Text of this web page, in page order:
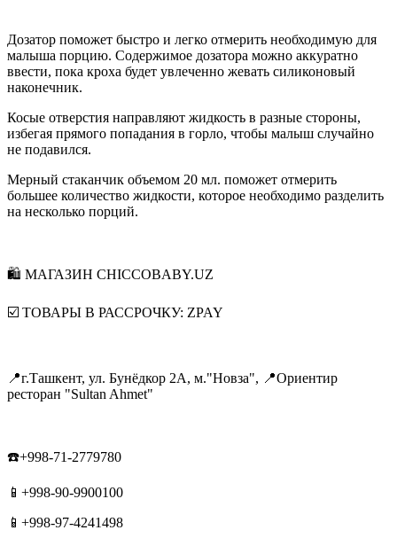
Дозатор поможет быстро и легко отмерить необходимую для
малыша порцию. Содержимое дозатора можно аккуратно
ввести, пока кроха будет увлеченно жевать силиконовый
наконечник.
Косые отверстия направляют жидкость в разные стороны,
избегая прямого попадания в горло, чтобы малыш случайно
не подавился.
Мерный стаканчик объемом 20 мл. поможет отмерить
большее количество жидкости, которое необходимо разделить
на несколько порций.
🛍 МАГАЗИН CHICCOBABY.UZ
☑️ ТОВАРЫ В РАССРОЧКУ: ZPAY
📍г.Ташкент, ул. Бунёдкор 2А, м."Новза", 📍Ориентир
ресторан "Sultan Ahmet"
☎️+998-71-2779780
📱+998-90-9900100
📱+998-97-4241498